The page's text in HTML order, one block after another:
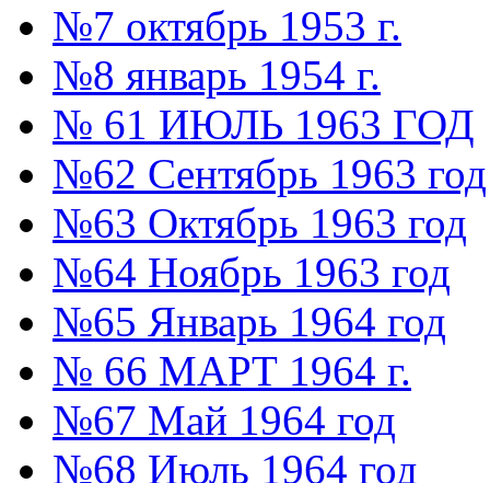
№7 октябрь 1953 г.
№8 январь 1954 г.
№ 61 ИЮЛЬ 1963 ГОД
№62 Сентябрь 1963 год
№63 Октябрь 1963 год
№64 Ноябрь 1963 год
№65 Январь 1964 год
№ 66 МАРТ 1964 г.
№67 Май 1964 год
№68 Июль 1964 год